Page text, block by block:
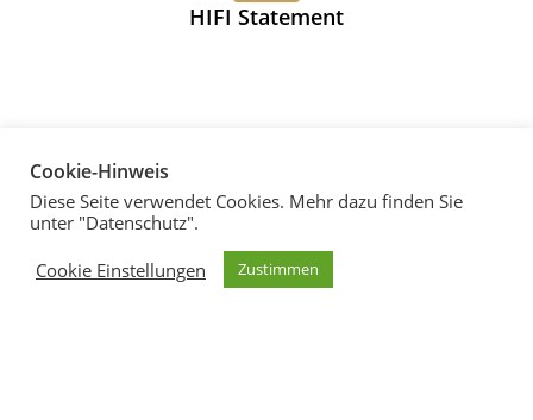
HIFI Statement
Alle Lautsprecher
Cookie-Hinweis
Diese Seite verwendet Cookies. Mehr dazu finden Sie
unter "Datenschutz".
Cookie Einstellungen
Zustimmen